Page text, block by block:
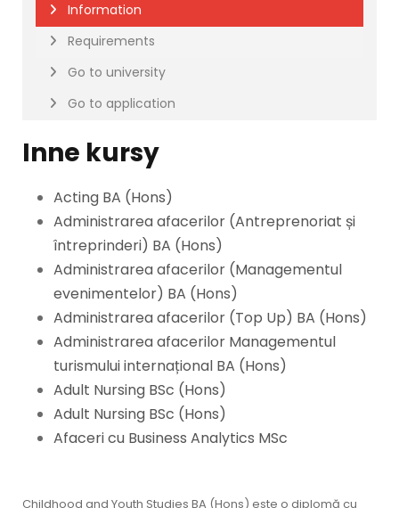
Information
Requirements
Go to university
Go to application
Inne kursy
Acting BA (Hons)
Administrarea afacerilor (Antreprenoriat și
întreprinderi) BA (Hons)
Administrarea afacerilor (Managementul
evenimentelor) BA (Hons)
Administrarea afacerilor (Top Up) BA (Hons)
Administrarea afacerilor Managementul
turismului internațional BA (Hons)
Adult Nursing BSc (Hons)
Adult Nursing BSc (Hons)
Afaceri cu Business Analytics MSc
Childhood and Youth Studies BA (Hons) este o diplomă cu